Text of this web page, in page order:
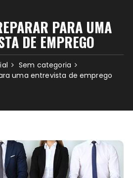
PARA UMA
DE EMPREGO
Sem categoria
uma entrevista de emprego